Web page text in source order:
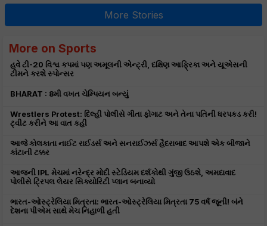
More Stories
More on Sports
હવે ટી-20 વિશ્વ કપમાં પણ અમૂલની એન્ટ્રી, દક્ષિણ આફ્રિકા અને યૂએસની
ટીમને કરશે સ્પોન્સર
BHARAT : 8મી વખત ચેમ્પિયન બન્યું
Wrestlers Protest: દિલ્હી પોલીસે ગીતા ફોગાટ અને તેના પતિની ધરપકડ કરી!
ટ્વીટ કરીને આ વાત કહી
આજે કોલકાતા નાઈટ રાઈડર્સ અને સનરાઈઝર્સ હૈદરાબાદ આપશે એક બીજાને
કાંટાની ટક્કર
આજની IPL મેચમાં નરેન્દ્ર મોદી સ્ટેડિયમ દર્શકોથી ગુંજી ઉઠશે, અમદાવાદ
પોલીસે ટ્રિપલ લેયર સિક્યોરિટી પ્લાન બનાવ્યો
ભારત-ઓસ્ટ્રેલિયા મિત્રતા: ભારત-ઓસ્ટ્રેલિયા મિત્રતા 75 વર્ષ જૂની! બંને
દેશના પીએમ સાથે મેચ નિહાળી હતી